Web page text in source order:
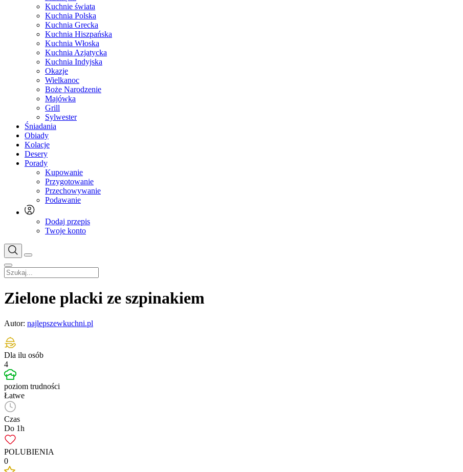
Kuchnie świata
Kuchnia Polska
Kuchnia Grecka
Kuchnia Hiszpańska
Kuchnia Włoska
Kuchnia Azjatycka
Kuchnia Indyjska
Okazje
Wielkanoc
Boże Narodzenie
Majówka
Grill
Sylwester
Śniadania
Obiady
Kolacje
Desery
Porady
Kupowanie
Przygotowanie
Przechowywanie
Podawanie
Dodaj przepis
Twoje konto
Zielone placki ze szpinakiem
Autor: najlepszewkuchni.pl
Dla ilu osób
4
poziom trudności
Łatwe
Czas
Do 1h
POLUBIENIA
0